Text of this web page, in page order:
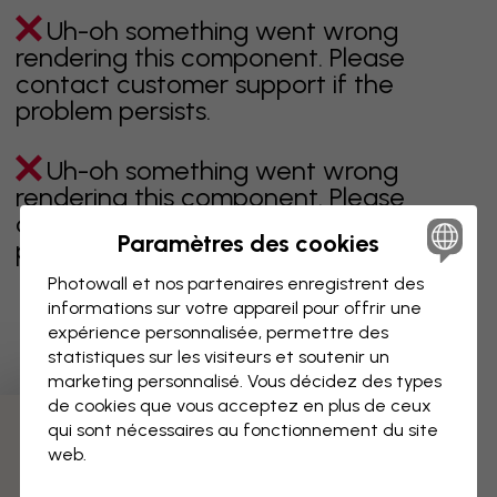
Uh-oh something went wrong
rendering this component. Please
contact customer support if the
problem persists.
Uh-oh something went wrong
rendering this component. Please
contact customer support if the
problem persists.
Page 1 sur 1 pages
Découvrez plus de catégories
Paramètres des cookies
Photowall et nos partenaires enregistrent des
informations sur votre appareil pour offrir une
expérience personnalisée, permettre des
statistiques sur les visiteurs et soutenir un
marketing personnalisé. Vous décidez des types
de cookies que vous acceptez en plus de ceux
qui sont nécessaires au fonctionnement du site
web.